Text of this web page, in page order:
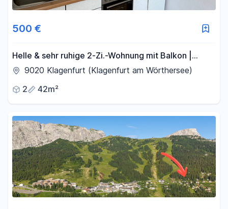
500 €
Helle & sehr ruhige 2-Zi.-Wohnung mit Balkon |
Parkplatz & großes Kellerabteil inkl. | 680€ warm
9020 Klagenfurt (Klagenfurt am Wörthersee)
2
42m²